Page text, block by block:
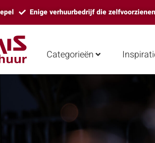
Enige verhuurbedrijf die
Categorieën